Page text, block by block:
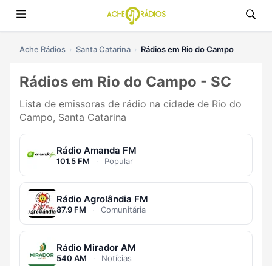
Ache Rádios Santa Catarina Rádios em Rio do Campo
Rádios em Rio do Campo - SC
Lista de emissoras de rádio na cidade de Rio do
Campo, Santa Catarina
Rádio Amanda FM
101.5 FM · Popular
Rádio Agrolândia FM
87.9 FM · Comunitária
Rádio Mirador AM
540 AM · Notícias